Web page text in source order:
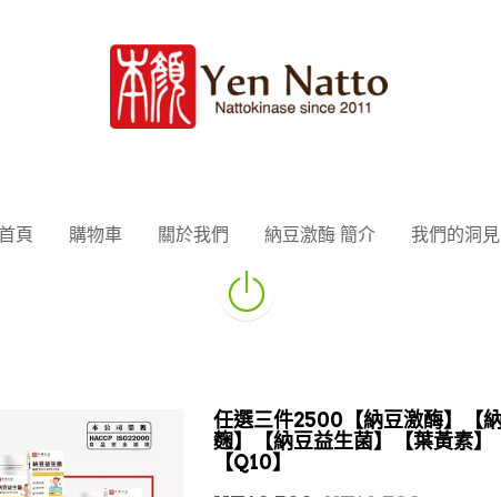
頁 購物車 關於我們 納豆激酶 簡介 我們的洞見
頁 購物車 關於我們 納豆激酶 簡介 我們的洞見
任選三件2500【納豆激酶】【
麴】【納豆益生菌】【葉黃素】
【Q10】